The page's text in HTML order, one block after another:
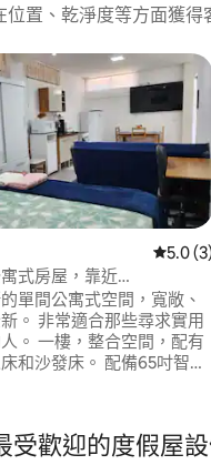
位置、乾淨度等方面獲得
從 3 則
5.0
式房屋，靠近
的單間公寓式空間，寬敞、
。 非常適合那些尋求實用
。 一樓，整合空間，配有
和沙發床。 配備65吋智慧
尺，距離高速公路/巴士站 1
受歡迎的度假屋